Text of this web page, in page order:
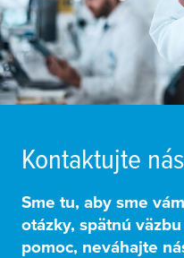
Kontaktujte nás
Sme tu, aby sme
otázky, spätnú
pomoc, neváhajte